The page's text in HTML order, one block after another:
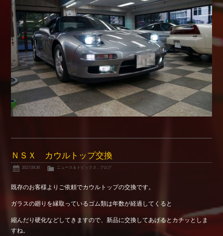
ＮＳＸ カウルトップ交換
2017.09.30 ニュース＆トピックス , ブログ
既存のお客様よりご依頼でカウルトップの交換です。
ガラスの廻りを縁取っているゴム類は年数が経過してくると
縮んだり硬化などしてきますので、新品に交換してあげるとカチッとしま
すね。